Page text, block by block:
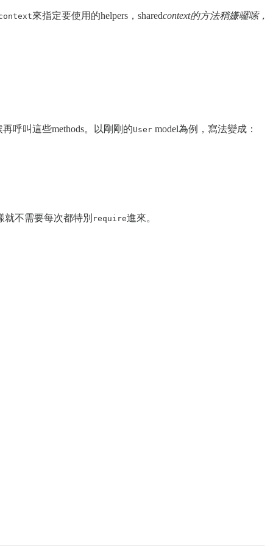
來指定要使用的helpers，sharedcontext的方法稍嫌囉嗦，
呼叫這些methods。以剛剛的User model為例，寫法變成：
就不需要每次都特別 require進來。